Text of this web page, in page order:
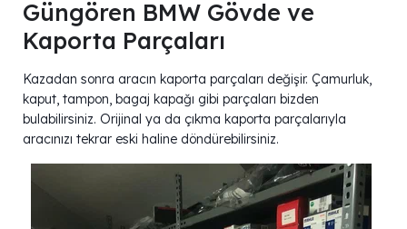
Güngören BMW Gövde ve
Kaporta Parçaları
Kazadan sonra aracın kaporta parçaları değişir. Çamurluk,
kaput, tampon, bagaj kapağı gibi parçaları bizden
bulabilirsiniz. Orijinal ya da çıkma kaporta parçalarıyla
aracınızı tekrar eski haline döndürebilirsiniz.